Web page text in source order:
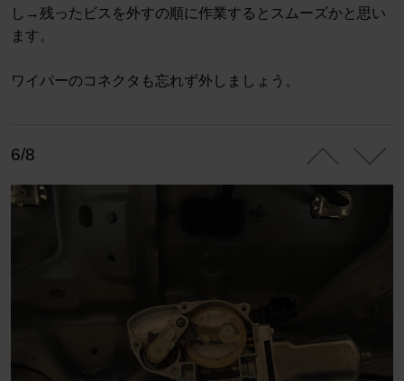
し→残ったビスを外すの順に作業するとスムーズかと思い
ます。
ワイパーのコネクタも忘れず外しましょう。
6/8